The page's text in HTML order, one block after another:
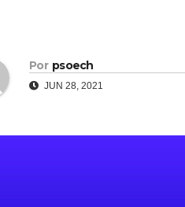
Por psoech
JUN 28, 2021